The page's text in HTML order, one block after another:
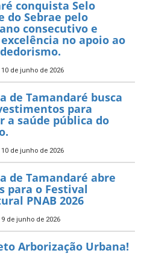
— Prefeitura
gratuito
de 2025
Aldir Blanc
tem Plano de
de Recursos (PAR)
de 2025
conquista Selo
Sebrae pelo
consecutivo e
no apoio ao